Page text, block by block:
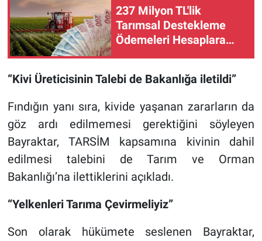
237 Milyon TL'lik
Tarımsal Destekleme
Ödemeleri Hesaplara
“Kivi Üreticisinin Talebi de Bakanlığa iletildi”
Fındığın yanı sıra, kivide yaşanan zararların da
göz ardı edilmemesi gerektiğini söyleyen
Bayraktar, TARSİM kapsamına kivinin dahil
edilmesi talebini de Tarım ve Orman
Bakanlığı’na ilettiklerini açıkladı.
“Yelkenleri Tarıma Çevirmeliyiz”
Son olarak hükümete seslenen Bayraktar,